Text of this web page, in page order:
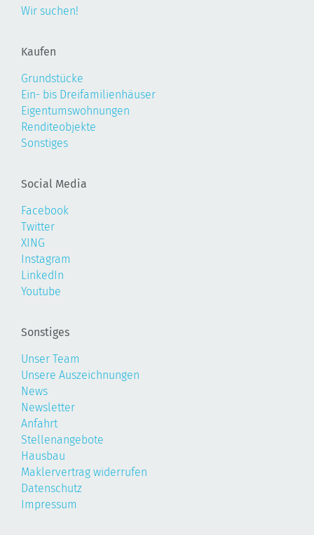
Wir suchen!
Kaufen
Grundstücke
Ein- bis Dreifamilienhäuser
Eigentumswohnungen
Renditeobjekte
Sonstiges
Social Media
Facebook
Twitter
XING
Instagram
LinkedIn
Youtube
Sonstiges
Unser Team
Unsere Auszeichnungen
News
Newsletter
Anfahrt
Stellenangebote
Hausbau
Maklervertrag widerrufen
Datenschutz
Impressum